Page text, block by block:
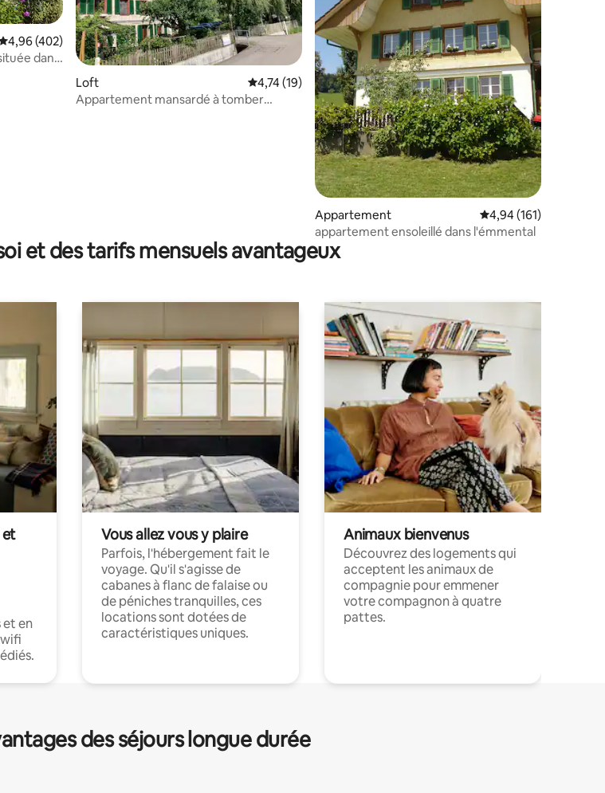
: 5 sur 5
moyenne sur la base de 402 commentaires : 4,96 sur 5
4,96 (402)
dans
Loft Évaluation moyenne sur la base de 19 commentaires : 4,74 sur 5
4,74 (19)
Appartement mansardé à tomber
Appartement Évaluation moyenne
4,94 (161)
appartement ensoleillé dans l'émmental
et des tarifs mensuels avantageux
et
et en
Vous allez vous y plaire
Parfois, l'hébergement fait le
voyage. Qu'il s'agisse de
cabanes à flanc de falaise ou
de péniches tranquilles, ces
locations sont dotées de
caractéristiques uniques.
Animaux bienvenus
Découvrez des logements qui
acceptent les animaux de
compagnie pour emmener
votre compagnon à quatre
pattes.
des séjours longue durée